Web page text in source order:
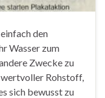
den
Wasser zum
Zwecke zu
Rohstoff,
sich bewusst zu